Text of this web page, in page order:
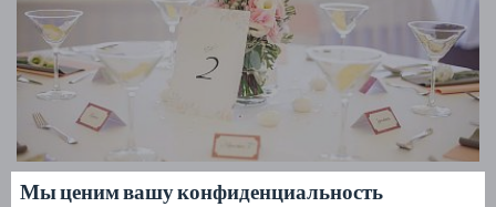
Мы ценим вашу конфиденциальность